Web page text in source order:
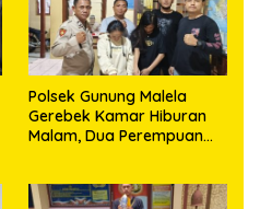
Polsek Gunung Malela
Gerebek Kamar Hiburan
Malam, Dua Perempuan